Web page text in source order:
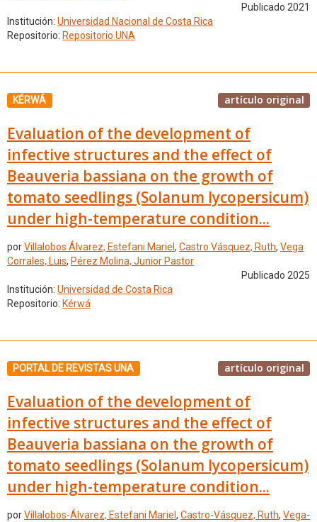
Publicado 2021
Institución: Universidad Nacional de Costa Rica
Repositorio: Repositorio UNA
KÉRWÁ artículo original
Evaluation of the development of
infective structures and the effect of
Beauveria bassiana on the growth of
tomato seedlings (Solanum lycopersicum)
under high-temperature condition...
porVillalobos Álvarez, Estefani Mariel , Castro Vásquez, Ruth, Vega
Corrales, Luis, Pérez Molina, Junior Pastor
Publicado 2025
Institución: Universidad de Costa Rica
Repositorio: Kérwá
PORTAL DE REVISTAS UNA artículo original
Evaluation of the development of
infective structures and the effect of
Beauveria bassiana on the growth of
tomato seedlings (Solanum lycopersicum)
under high-temperature condition...
porVillalobos-Álvarez, Estefani Mariel , Castro-Vásquez, Ruth, Vega-